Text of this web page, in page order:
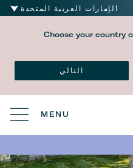
الإمارات العربية المتحدة
Choose your country
التالي
MENU